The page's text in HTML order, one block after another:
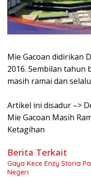
Mie Gacoan didirikan
2016. Sembilan tahun
masih ramai dan
Artikel ini disadur –>
Mie Gacoan Masih
Ketagihan
Berita Terkait
Gaya Kece Enzy Storia
Negeri